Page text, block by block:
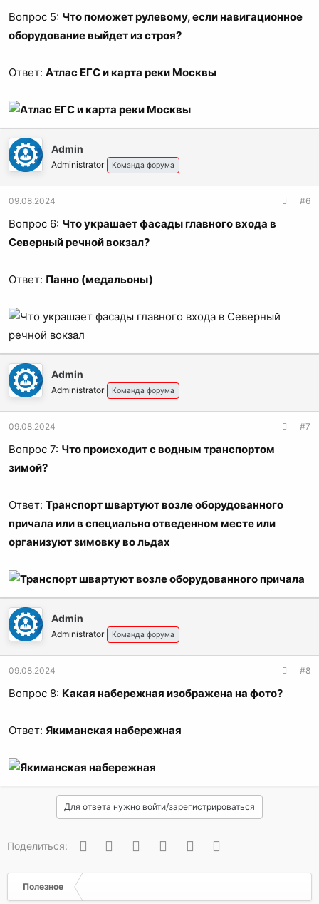
Вопрос 5: Что поможет рулевому, если навигационное
оборудование выйдет из строя?
Ответ: Атлас ЕГС и карта реки Москвы
Admin
Administrator Команда форума
09.08.2024 #6
Вопрос 6: Что украшает фасады главного входа в
Северный речной вокзал?
Ответ: Панно (медальоны)
Admin
Administrator Команда форума
09.08.2024 #7
Вопрос 7: Что происходит с водным транспортом
зимой?
Ответ: Транспорт швартуют возле оборудованного
причала или в специально отведенном месте или
организуют зимовку во льдах
Admin
Administrator Команда форума
09.08.2024 #8
Вопрос 8: Какая набережная изображена на фото?
Ответ: Якиманская набережная
Для ответа нужно войти/зарегистрироваться
Поделиться: ВконтактеОдноклассники
Facebook
Twitter WhatsApp
Полезное